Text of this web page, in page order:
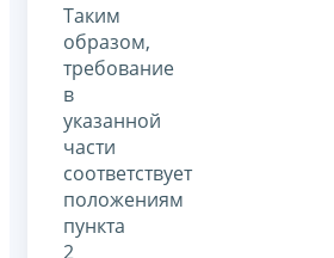
Таким
образом,
требование
в
указанной
части
соответствует
положениям
пункта
2